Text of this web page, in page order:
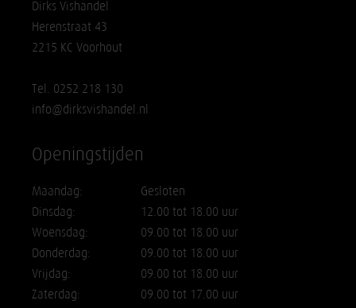
Dirks Vishandel
Herenstraat 43
2215 KC Voorhout
Tel. 0252 218 130
info@dirksvishandel.nl
Openingstijden
Maandag:
Gesloten
Dinsdag:
12.00 tot 18.00 uur
Woensdag:
09.00 tot 18.00 uur
Donderdag:
09.00 tot 18.00 uur
Vrijdag:
09.00 tot 18.00 uur
Zaterdag:
09.00 tot 17.00 uur